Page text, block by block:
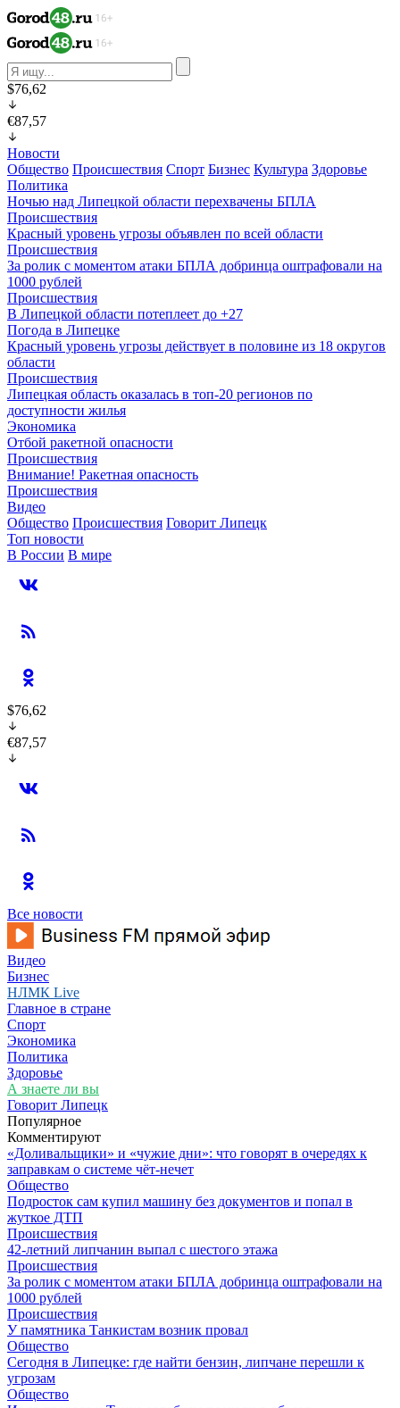
$76,62
€87,57
Новости
Общество Происшествия Спорт Бизнес Культура Здоровье
Политика
Ночью над Липецкой области перехвачены БПЛА
Происшествия
Красный уровень угрозы объявлен по всей области
Происшествия
За ролик с моментом атаки БПЛА добринца оштрафовали на
1000 рублей
Происшествия
В Липецкой области потеплеет до +27
Погода в Липецке
Красный уровень угрозы действует в половине из 18 округов
области
Происшествия
Липецкая область оказалась в топ-20 регионов по
доступности жилья
Экономика
Отбой ракетной опасности
Происшествия
Внимание! Ракетная опасность
Происшествия
Видео
Общество Происшествия Говорит Липецк
Топ новости
В России В мире
$76,62
€87,57
Все новости
Видео
Бизнес
НЛМК Live
Главное в стране
Спорт
Экономика
Политика
Здоровье
А знаете ли вы
Говорит Липецк
Популярное
Комментируют
«Доливальщики» и «чужие дни»: что говорят в очередях к
заправкам о системе чёт-нечет
Общество
Подросток сам купил машину без документов и попал в
жуткое ДТП
Происшествия
42-летний липчанин выпал с шестого этажа
Происшествия
За ролик с моментом атаки БПЛА добринца оштрафовали на
1000 рублей
Происшествия
У памятника Танкистам возник провал
Общество
Сегодня в Липецке: где найти бензин, липчане перешли к
угрозам
Общество